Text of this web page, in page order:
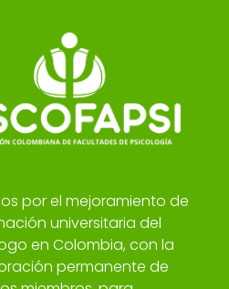
por el mejoramiento de
universitaria del
en Colombia, con la
permanente de